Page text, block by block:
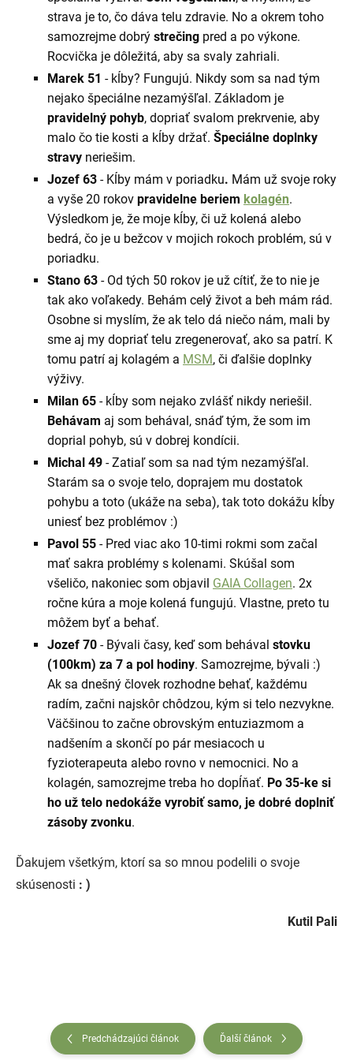
strava je to, čo dáva telu zdravie. No a okrem toho
samozrejme dobrý strečing pred a po výkone.
Rocvička je dôležitá, aby sa svaly zahriali.
Marek 51 - kĺby? Fungujú. Nikdy som sa nad tým
nejako špeciálne nezamýšľal. Základom je
pravidelný pohyb, dopriať svalom prekrvenie, aby
malo čo tie kosti a kĺby držať. Špeciálne doplnky
stravy neriešim.
Jozef 63 - Kĺby mám v poriadku. Mám už svoje roky
a vyše 20 rokov pravidelne beriem kolagén.
Výsledkom je, že moje kĺby, či už kolená alebo
bedrá, čo je u bežcov v mojich rokoch problém, sú v
poriadku.
Stano 63 - Od tých 50 rokov je už cítiť, že to nie je
tak ako voľakedy. Behám celý život a beh mám rád.
Osobne si myslím, že ak telo dá niečo nám, mali by
sme aj my dopriať telu zregenerovať, ako sa patrí. K
tomu patrí aj kolagém a MSM, či ďalšie doplnky
výživy.
Milan 65 - kĺby som nejako zvlášť nikdy neriešil.
Behávam aj som behával, snáď tým, že som im
doprial pohyb, sú v dobrej kondícii.
Michal 49 - Zatiaľ som sa nad tým nezamýšľal.
Starám sa o svoje telo, doprajem mu dostatok
pohybu a toto (ukáže na seba), tak toto dokážu kĺby
uniesť bez problémov :)
Pavol 55 - Pred viac ako 10-timi rokmi som začal
mať sakra problémy s kolenami. Skúšal som
všeličo, nakoniec som objavil GAIA Collagen. 2x
ročne kúra a moje kolená fungujú. Vlastne, preto tu
môžem byť a behať.
Jozef 70 - Bývali časy, keď som behával stovku
(100km) za 7 a pol hodiny. Samozrejme, bývali :)
Ak sa dnešný človek rozhodne behať, každému
radím, začni najskôr chôdzou, kým si telo nezvykne.
Väčšinou to začne obrovským entuziazmom a
nadšením a skončí po pár mesiacoch u
fyzioterapeuta alebo rovno v nemocnici. No a
kolagén, samozrejme treba ho dopĺňať. Po 35-ke si
ho už telo nedokáže vyrobiť samo, je dobré doplniť
zásoby zvonku.
Ďakujem všetkým, ktorí sa so mnou podelili o svoje
skúsenosti : )
Kutil Pali
Predchádzajúci článok Ďalší článok